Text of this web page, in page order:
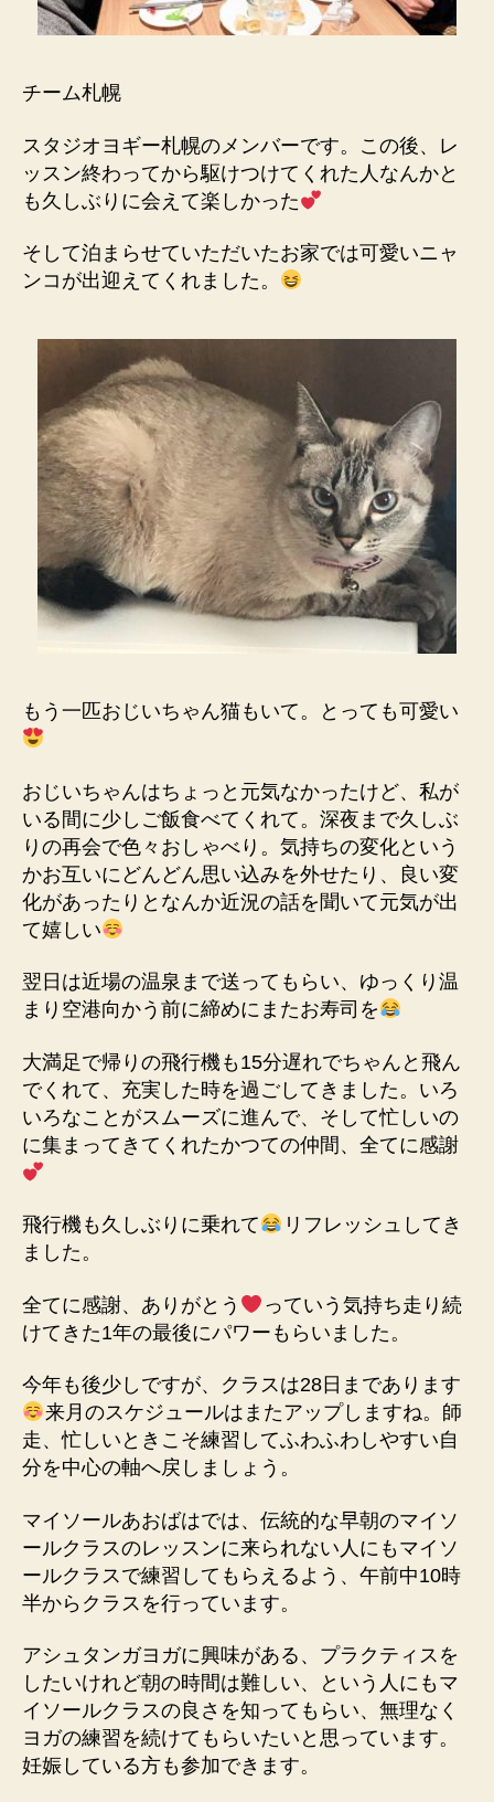
チーム札幌
スタジオヨギー札幌のメンバーです。この後、レ
ッスン終わってから駆けつけてくれた人なんかと
も久しぶりに会えて楽しかった
そして泊まらせていただいたお家では可愛いニャ
ンコが出迎えてくれました。
もう一匹おじいちゃん猫もいて。とっても可愛い
おじいちゃんはちょっと元気なかったけど、私が
いる間に少しご飯食べてくれて。深夜まで久しぶ
りの再会で色々おしゃべり。気持ちの変化という
かお互いにどんどん思い込みを外せたり、良い変
化があったりとなんか近況の話を聞いて元気が出
て嬉しい
翌日は近場の温泉まで送ってもらい、ゆっくり温
まり空港向かう前に締めにまたお寿司を
大満足で帰りの飛行機も15分遅れでちゃんと飛ん
でくれて、充実した時を過ごしてきました。いろ
いろなことがスムーズに進んで、そして忙しいの
に集まってきてくれたかつての仲間、全てに感謝
飛行機も久しぶりに乗れて
リフレッシュしてき
ました。
全てに感謝、ありがとう
っていう気持ち走り続
けてきた1年の最後にパワーもらいました。
今年も後少しですが、クラスは28日まであります
来月のスケジュールはまたアップしますね。師
走、忙しいときこそ練習してふわふわしやすい自
分を中心の軸へ戻しましょう。
マイソールあおばはでは、伝統的な早朝のマイソ
ールクラスのレッスンに来られない人にもマイソ
ールクラスで練習してもらえるよう、午前中10時
半からクラスを行っています。
アシュタンガヨガに興味がある、プラクティスを
したいけれど朝の時間は難しい、という人にもマ
イソールクラスの良さを知ってもらい、無理なく
ヨガの練習を続けてもらいたいと思っています。
妊娠している方も参加できます。